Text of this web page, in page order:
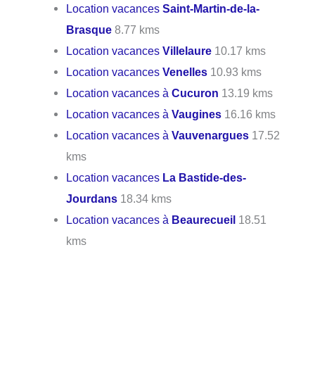
Location vacancesSaint-Martin-de-la-
Brasque 8.77 kms
Location vacancesVillelaure 10.17 kms
Location vacancesVenelles 10.93 kms
Location vacances àCucuron 13.19 kms
Location vacances àVaugines 16.16 kms
Location vacances àVauvenargues 17.52
kms
Location vacances La Bastide-des-
Jourdans 18.34 kms
Location vacances à Beaurecueil 18.51
kms